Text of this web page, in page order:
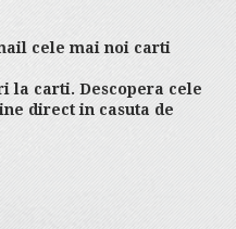
cele mai noi carti
la carti. Descopera cele
direct in casuta de